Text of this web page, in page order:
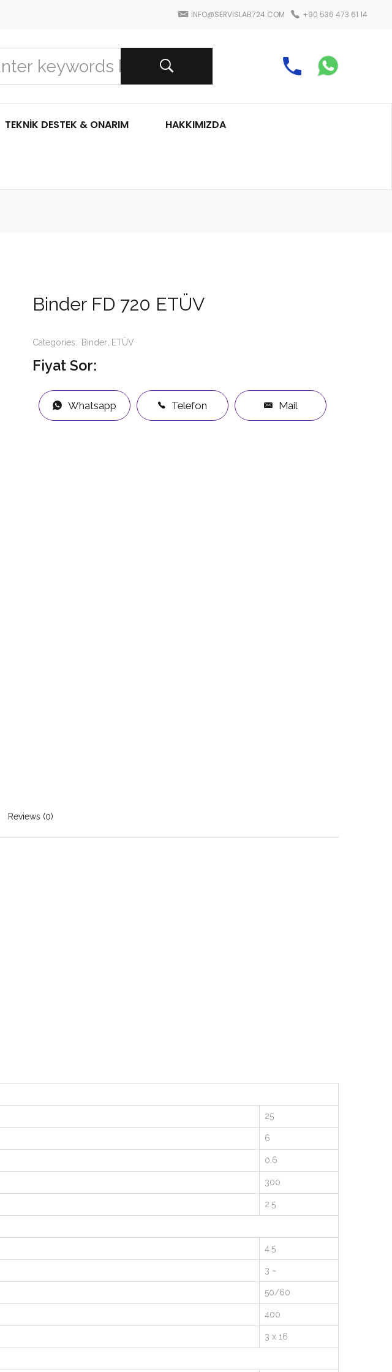
INFO@SERVISLAB724.COM +90 536 473 61 14
TEKNIK DESTEK & ONARIM HAKKIMIZDA
Binder FD 720 ETÜV
Categories: Binder ETÜV
Fiyat Sor:
Whatsapp Telefon Mail
Reviews (0)
25
6
0.6
300
2.5
4.5
3 ~
50/60
400
3 x 16